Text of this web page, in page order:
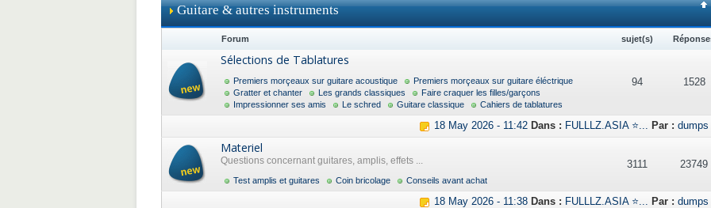
Guitare & autres instruments
Forum sujet(s)
Sélections de Tablatures
Premiers morçeaux sur guitare acoustique
Premiers morçeaux sur guitare éléctrique
Gratter et chanter
Les grands classiques
Faire craquer les filles/garçons
Impressionner ses amis
Le schred Guitare classique Cahiers de tablatures
94 1528
18 May 2026 - 11:42 Dans : FULLLZ.ASIA ⭐... Par : dumps
Materiel
Questions concernant guitares, amplis, effets ...
Test amplis et guitares Coin bricolage Conseils avant achat
3111 23749
18 May 2026 - 11:38 Dans : FULLLZ.ASIA ⭐... Par : dumps